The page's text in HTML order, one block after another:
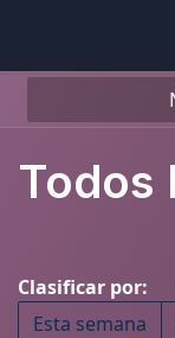
Todos
Clasificar por:
Esta semana